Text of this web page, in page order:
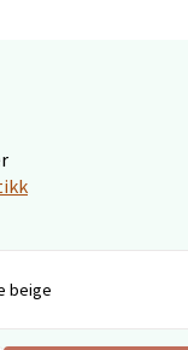
beige
Senter
18